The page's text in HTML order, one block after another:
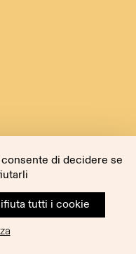
di decidere se
tutti i cookie